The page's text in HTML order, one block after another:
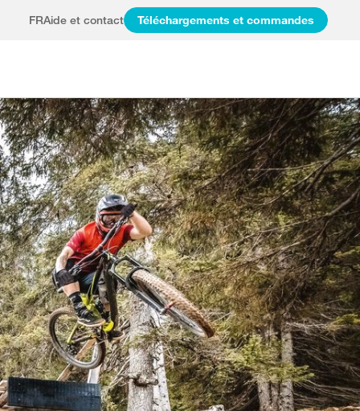
FRAide et contact Téléchargements et commandes